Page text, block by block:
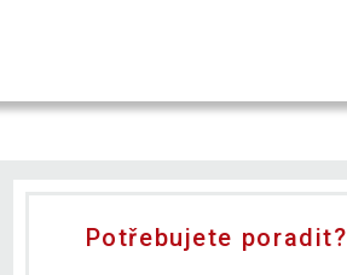
Potřebujete poradit?